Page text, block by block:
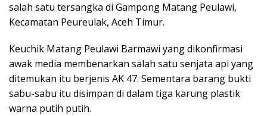
salah satu tersangka di Gampong Matang Peulawi,
Kecamatan Peureulak, Aceh Timur.
Keuchik Matang Peulawi Barmawi yang dikonfirmasi
awak media membenarkan salah satu senjata api yang
ditemukan itu berjenis AK 47. Sementara barang bukti
sabu-sabu itu disimpan di dalam tiga karung plastik
warna putih putih.